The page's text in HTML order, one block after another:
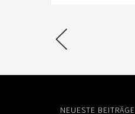
NEUESTE BEITRÄGE